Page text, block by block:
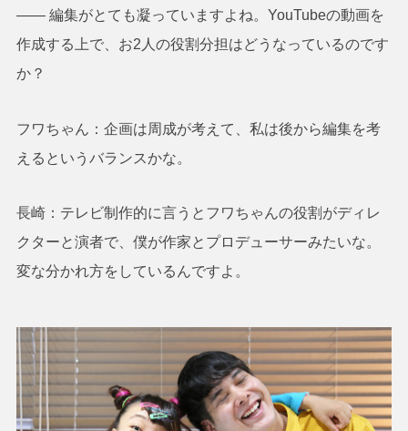
―― 編集がとても凝っていますよね。YouTubeの動画を
作成する上で、お2人の役割分担はどうなっているのです
か？
フワちゃん：企画は周成が考えて、私は後から編集を考
えるというバランスかな。
長崎：テレビ制作的に言うとフワちゃんの役割がディレ
クターと演者で、僕が作家とプロデューサーみたいな。
変な分かれ方をしているんですよ。